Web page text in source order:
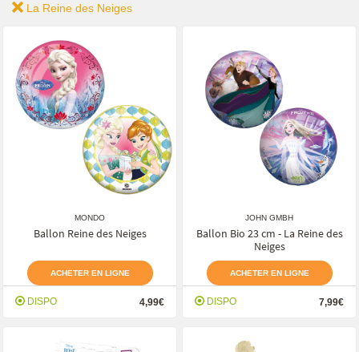
La Reine des Neiges
MONDO
Ballon Reine des Neiges
ACHETER EN LIGNE
DISPO 4,99€
JOHN GMBH
Ballon Bio 23 cm - La Reine des
Neiges
ACHETER EN LIGNE
DISPO 7,99€